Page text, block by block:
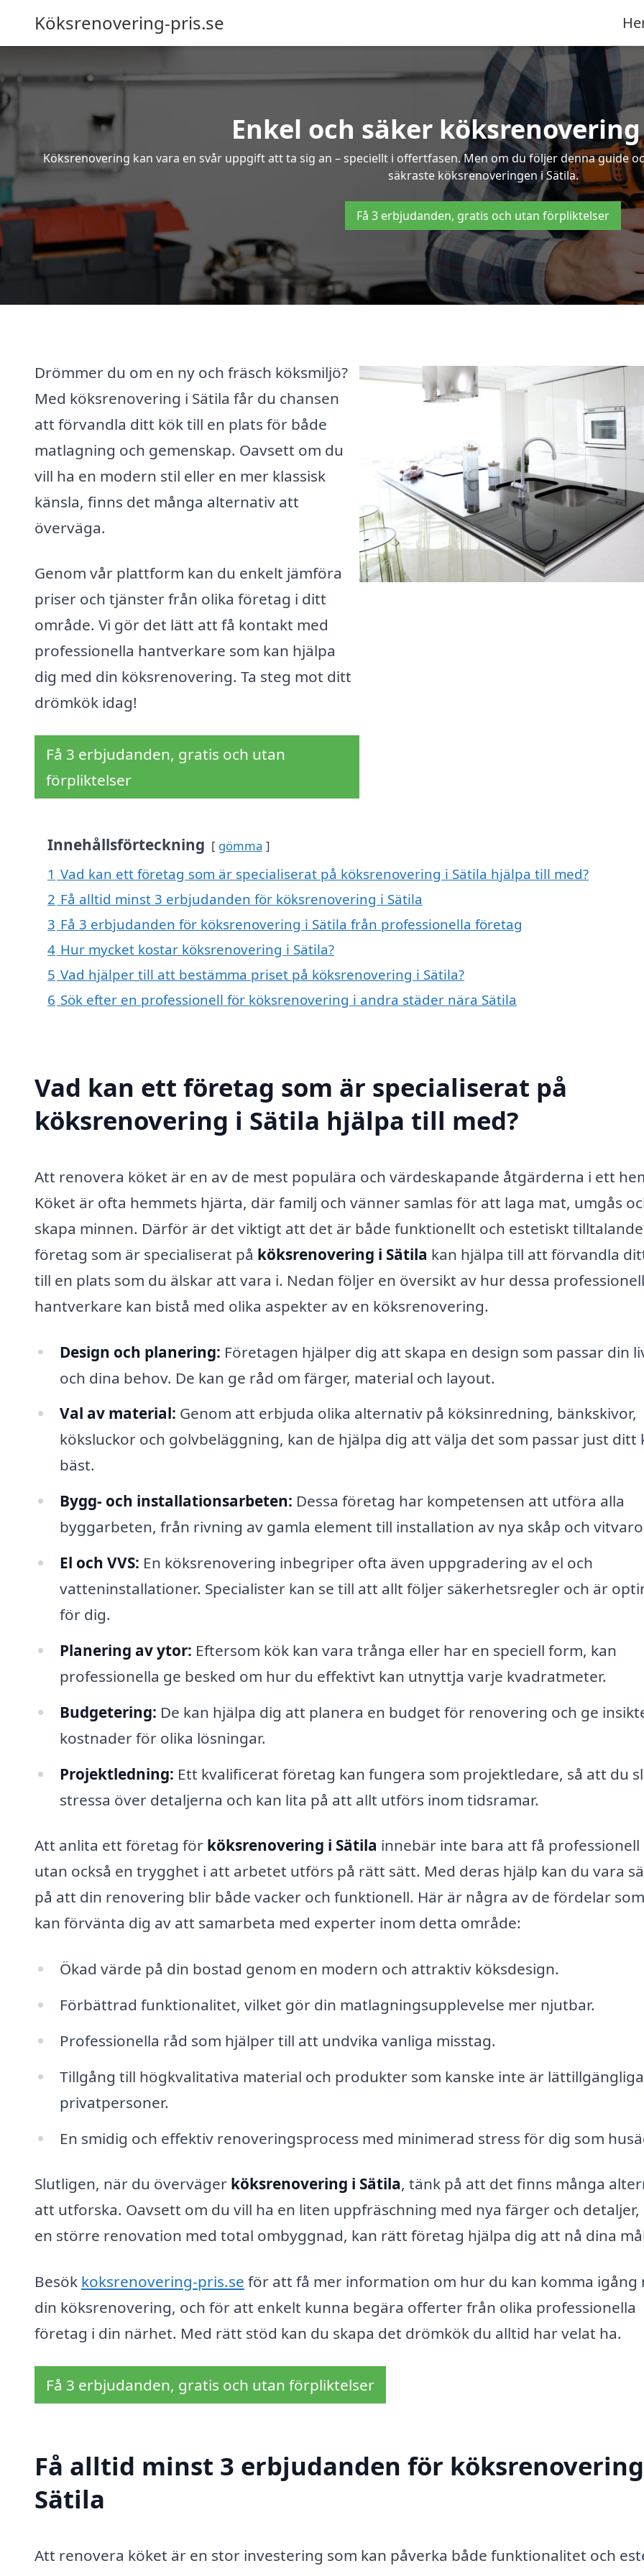
Köksrenovering-pris.se
Enkel och säker
Köksrenovering kan vara en svår uppgift att ta sig an – speciellt i offertfasen. Men om du följer denna guide
säkraste köksrenoveringen i Sätila.
Få 3 erbjudanden, gratis och utan förpliktelser
Drömmer du om en ny och fräsch köksmiljö?
Med köksrenovering i Sätila får du chansen
att förvandla ditt kök till en plats för både
matlagning och gemenskap. Oavsett om du
vill ha en modern stil eller en mer klassisk
känsla, finns det många alternativ att
överväga.
Genom vår plattform kan du enkelt jämföra
priser och tjänster från olika företag i ditt
område. Vi gör det lätt att få kontakt med
professionella hantverkare som kan hjälpa
dig med din köksrenovering. Ta steg mot ditt
drömkök idag!
Få 3 erbjudanden, gratis och utan
förpliktelser
Innehållsförteckning gömma
1 Vad kan ett företag som är specialiserat på köksrenovering i Sätila hjälpa till med?
2 Få alltid minst 3 erbjudanden för köksrenovering i Sätila
3 Få 3 erbjudanden för köksrenovering i Sätila från professionella företag
4 Hur mycket kostar köksrenovering i Sätila?
5 Vad hjälper till att bestämma priset på köksrenovering i Sätila?
6 Sök efter en professionell för köksrenovering i andra städer nära Sätila
Vad kan ett företag som är specialiserat på
köksrenovering i Sätila hjälpa till med?
Att renovera köket är en av de mest populära och värdeskapande åtgärderna i ett
Köket är ofta hemmets hjärta, där familj och vänner samlas för att laga mat, umgås
skapa minnen. Därför är det viktigt att det är både funktionellt och estetiskt
företag som är specialiserat på köksrenovering i Sätila kan hjälpa till att förvandla
till en plats som du älskar att vara i. Nedan följer en översikt av hur dessa
hantverkare kan bistå med olika aspekter av en köksrenovering.
Design och planering: Företagen hjälper dig att skapa en design som passar din
och dina behov. De kan ge råd om färger, material och layout.
Val av material: Genom att erbjuda olika alternativ på köksinredning, bänkskivor,
köksluckor och golvbeläggning, kan de hjälpa dig att välja det som passar just ditt
bäst.
Bygg- och installationsarbeten: Dessa företag har kompetensen att utföra alla
byggarbeten, från rivning av gamla element till installation av nya skåp och
El och VVS: En köksrenovering inbegriper ofta även uppgradering av el och
vatteninstallationer. Specialister kan se till att allt följer säkerhetsregler och är
för dig.
Planering av ytor: Eftersom kök kan vara trånga eller har en speciell form, kan
professionella ge besked om hur du effektivt kan utnyttja varje kvadratmeter.
Budgetering: De kan hjälpa dig att planera en budget för renovering och ge
kostnader för olika lösningar.
Projektledning: Ett kvalificerat företag kan fungera som projektledare, så att du
stressa över detaljerna och kan lita på att allt utförs inom tidsramar.
Att anlita ett företag för köksrenovering i Sätila innebär inte bara att få professionell
utan också en trygghet i att arbetet utförs på rätt sätt. Med deras hjälp kan du vara
på att din renovering blir både vacker och funktionell. Här är några av de fördelar
kan förvänta dig av att samarbeta med experter inom detta område:
Ökad värde på din bostad genom en modern och attraktiv köksdesign.
Förbättrad funktionalitet, vilket gör din matlagningsupplevelse mer njutbar.
Professionella råd som hjälper till att undvika vanliga misstag.
Tillgång till högkvalitativa material och produkter som kanske inte är
privatpersoner.
En smidig och effektiv renoveringsprocess med minimerad stress för dig som
Slutligen, när du överväger köksrenovering i Sätila, tänk på att det finns många
att utforska. Oavsett om du vill ha en liten uppfräschning med nya färger och detaljer,
en större renovation med total ombyggnad, kan rätt företag hjälpa dig att nå dina
Besök koksrenovering-pris.se för att få mer information om hur du kan komma igång
din köksrenovering, och för att enkelt kunna begära offerter från olika professionella
företag i din närhet. Med rätt stöd kan du skapa det drömkök du alltid har velat ha.
Få 3 erbjudanden, gratis och utan förpliktelser
Få alltid minst 3 erbjudanden för
Sätila
Att renovera köket är en stor investering som kan påverka både funktionalitet och